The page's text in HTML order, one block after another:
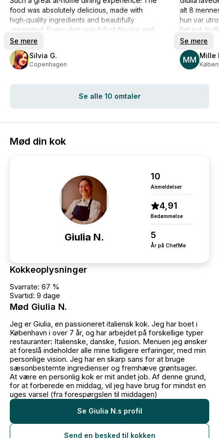
Silvia G.
Copenhagen
food was absolutely delicious, made with
high‑quality ingredients and beautifully
presented. Every dish was full of flavour and
clearly prepared with care. The service was
friendly, professional and made the whole
experience feel relaxed and special. It honestly
felt like having a top restaurant in our own home.
Se mere
MM Mille
alt 8
hun var
fint ind,
Jeg kan
gerne
lejlighed.
Se mere
Se alle 10 omtaler
Mød din kok
Giulia N.
10
Anmeldelser
4,91
Bedømmelse
5
År på ChefMe
Kokkeoplysninger
Svarrate: 67 %
Svartid: 9 dage
Mød Giulia N.
Jeg er Giulia, en passioneret italiensk kok. Jeg har boet i
København i over 7 år, og har arbejdet på forskellige typer
restauranter: Italienske, danske, fusion. Menuen jeg ønsker
at foreslå indeholder alle mine tidligere erfaringer, med min
personlige vision. Jeg har en skarp sans for at bruge
sæsonbestemte ingredienser og fremhæve grøntsager.
At være en personlig kok er mit andet job. Af denne grund,
for at forberede en middag, vil jeg have brug for mindst en
uges varsel (fra forespørgslen til middagen)
Se Giulia N.s profil
Send en besked til kokken